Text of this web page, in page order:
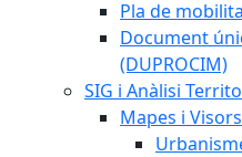
Pla de
Document
(DUPROCIM)
SIG i Anàlisi
Mapes i Visors